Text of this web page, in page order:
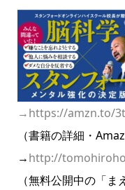
→https://amzn.to/
（書籍の詳細・
→http://
（無料公開中の「ま